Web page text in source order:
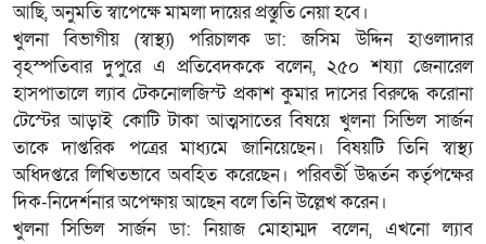
আছি, অনুমতি স্বাপেক্ষে মামলা দায়ের প্রস্তুতি নেয়া হবে।
খুলনা বিভাগীয় (স্বাস্থ্য) পরিচালক ডা: জসিম উদ্দিন হাওলাদার
বৃহস্পতিবার দুপুরে এ প্রতিবেদককে বলেন, ২৫০ শয্যা জেনারেল
হাসপাতালে ল্যাব টেকনোলজিস্ট প্রকাশ কুমার দাসের বিরুদ্ধে করোনা
টেস্টের আড়াই কোটি টাকা আত্মসাতের বিষয়ে খুলনা সিভিল সার্জন
তাকে দাপ্তরিক পত্রের মাধ্যমে জানিয়েছেন। বিষয়টি তিনি স্বাস্থ্য
অধিদপ্তরে লিখিতভাবে অবহিত করেছেন। পরিবর্তী উদ্ধর্তন কর্তৃপক্ষের
দিক-নিদের্শনার অপেক্ষায় আছেন বলে তিনি উল্লেখ করেন।
খুলনা সিভিল সার্জন ডা: নিয়াজ মোহাম্মদ বলেন, এখনো ল্যাব